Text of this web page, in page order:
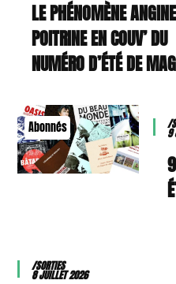
LE PHÉNOMÈNE
POITRINE EN COUV’ DU
NUMÉRO D’ÉTÉ DE
Abonnés /
9
/SORTIES
8 JUILLET 2026